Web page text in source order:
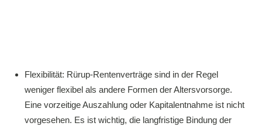
Flexibilität: Rürup-Rentenverträge sind in der Regel
weniger flexibel als andere Formen der Altersvorsorge.
Eine vorzeitige Auszahlung oder Kapitalentnahme ist nicht
vorgesehen. Es ist wichtig, die langfristige Bindung der